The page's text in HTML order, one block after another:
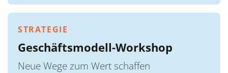
STRATEGIE
Geschäftsmodell-Workshop
Neue Wege zum Wert schaffen